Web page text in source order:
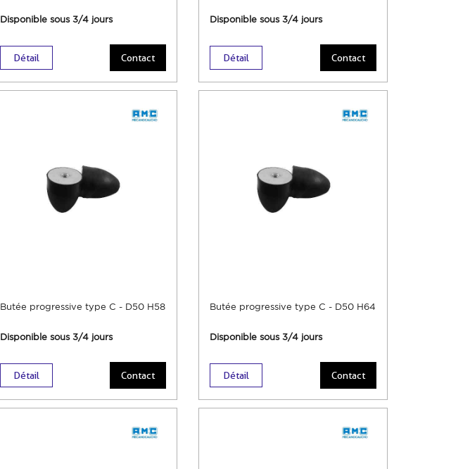
Disponible sous 3/4 jours
Détail Contact
Disponible sous 3/4 jours
Détail Contact
Butée progressive type C - D50 H58
Disponible sous 3/4 jours
Détail Contact
Butée progressive type C - D50 H64
Disponible sous 3/4 jours
Détail Contact